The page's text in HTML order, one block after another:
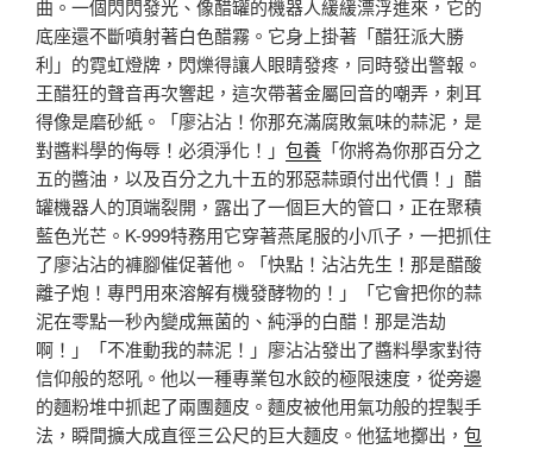
曲。一個閃閃發光、像醋罐的機器人緩緩漂浮進來，它的
底座還不斷噴射著白色醋霧。它身上掛著「醋狂派大勝
利」的霓虹燈牌，閃爍得讓人眼睛發疼，同時發出警報。
王醋狂的聲音再次響起，這次帶著金屬回音的嘲弄，刺耳
得像是磨砂紙。「廖沾沾！你那充滿腐敗氣味的蒜泥，是
對醬料學的侮辱！必須淨化！」 包養 「你將為你那百分之
五的醬油，以及百分之九十五的邪惡蒜頭付出代價！」醋
罐機器人的頂端裂開，露出了一個巨大的管口，正在聚積
藍色光芒。K-999特務用它穿著燕尾服的小爪子，一把抓住
了廖沾沾的褲腳催促著他。「快點！沾沾先生！那是醋酸
離子炮！專門用來溶解有機發酵物的！」「它會把你的蒜
泥在零點一秒內變成無菌的、純淨的白醋！那是浩劫
啊！」「不准動我的蒜泥！」廖沾沾發出了醬料學家對待
信仰般的怒吼。他以一種專業包水餃的極限速度，從旁邊
的麵粉堆中抓起了兩團麵皮。麵皮被他用氣功般的捏製手
法，瞬間擴大成直徑三公尺的巨大麵皮。他猛地擲出， 包